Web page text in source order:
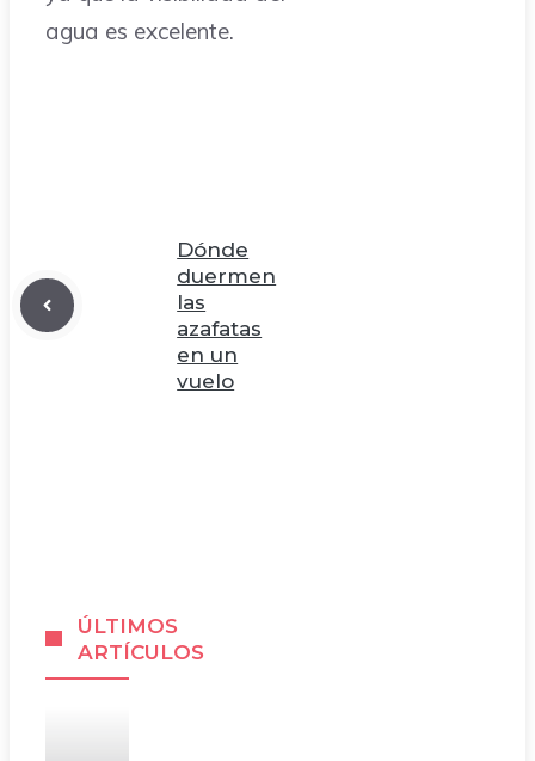
agua es excelente.
Dónde
duermen
las
azafatas
en un
vuelo
ÚLTIMOS
ARTÍCULOS